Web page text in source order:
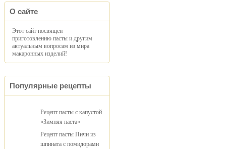
О сайте
Этот сайт посвящен
приготовлению пасты и другим
актуальным вопросам из мира
макаронных изделий!
Популярные рецепты
Рецепт пасты с капустой
«Зимняя паста»
Рецепт пасты Пичи из
шпината с помидорами